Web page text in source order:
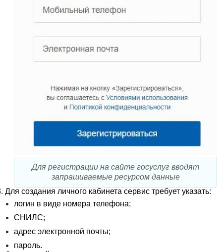
Для регистрации на сайте госуслуг вводят
запрашиваемые ресурсом данные
Для создания личного кабинета сервис требует указать:
логин в виде номера телефона;
СНИЛС;
адрес электронной почты;
пароль.